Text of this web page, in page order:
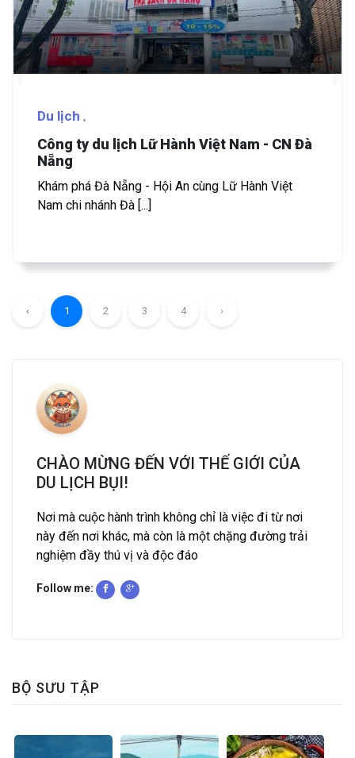
Du lịch
Công ty du lịch Lữ Hành Việt Nam - CN Đà
Nẵng
Khám phá Đà Nẵng - Hội An cùng Lữ Hành Việt
Nam chi nhánh Đà [...]
‹ 1 2 3 4 ›
CHÀO MỪNG ĐẾN VỚI THẾ GIỚI CỦA
DU LỊCH BỤI!
Nơi mà cuộc hành trình không chỉ là việc đi từ nơi
này đến nơi khác, mà còn là một chặng đường trải
nghiệm đầy thú vị và độc đáo
Follow me:
BỘ SƯU TẬP